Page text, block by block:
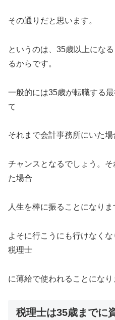
その通りだと思います。
というのは、35歳以上にな
るからです。
一般的には35歳が転職する
て
それまで会計事務所にいた
チャンスとなるでしょう。
た場合
人生を棒に振ることになりま
よそに行こうにも行けなく
税理士
に薄給で使われることになり
税理士は35歳までに